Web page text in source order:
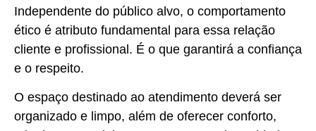
Independente do público alvo, o comportamento
ético é atributo fundamental para essa relação
cliente e profissional. É o que garantirá a confiança
e o respeito.
O espaço destinado ao atendimento deverá ser
organizado e limpo, além de oferecer conforto,